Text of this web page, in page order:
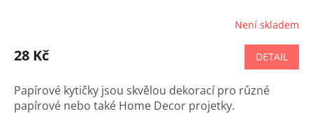
Není skladem
28 Kč DETAIL
Papírové kytičky jsou skvělou dekorací pro různé
papírové nebo také Home Decor projetky.